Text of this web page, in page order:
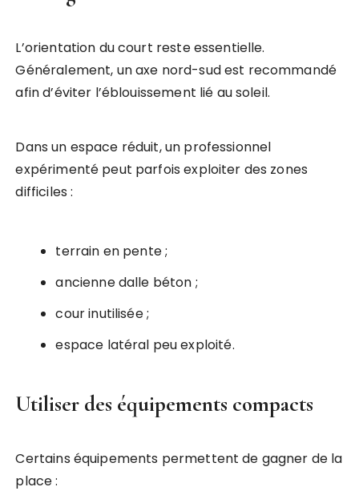
L’orientation du court reste essentielle.
Généralement, un axe nord-sud est recommandé
afin d’éviter l’éblouissement lié au soleil.
Dans un espace réduit, un professionnel
expérimenté peut parfois exploiter des zones
difficiles :
terrain en pente ;
ancienne dalle béton ;
cour inutilisée ;
espace latéral peu exploité.
Utiliser des équipements compacts
Certains équipements permettent de gagner de la
place :